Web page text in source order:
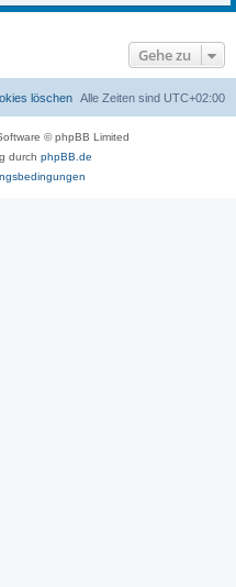
Gehe zu
Alle Zeiten sind UTC+02:00
löschen
© phpBB Limited
durch phpBB.de